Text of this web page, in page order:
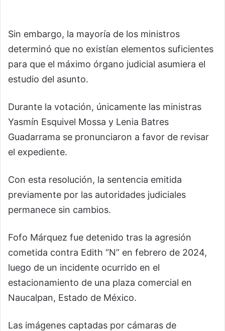
Sin embargo, la mayoría de los ministros
determinó que no existían elementos suficientes
para que el máximo órgano judicial asumiera el
estudio del asunto.
Durante la votación, únicamente las ministras
Yasmín Esquivel Mossa y Lenia Batres
Guadarrama se pronunciaron a favor de revisar
el expediente.
Con esta resolución, la sentencia emitida
previamente por las autoridades judiciales
permanece sin cambios.
Fofo Márquez fue detenido tras la agresión
cometida contra Edith “N” en febrero de 2024,
luego de un incidente ocurrido en el
estacionamiento de una plaza comercial en
Naucalpan, Estado de México.
Las imágenes captadas por cámaras de